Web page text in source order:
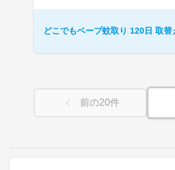
どこでもベープ蚊取り 120日 取替
前の20件